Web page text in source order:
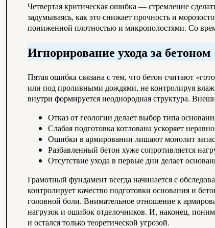
Четвертая критическая ошибка — стремление
задумываясь, как это снижает прочность и
пониженной плотностью и микрополостями. Со
Игнорирование ухода за бетоном
Пятая ошибка связана с тем, что бетон считают
или под проливными дождями, не контролируя
внутри формируется неоднородная структура.
Отказ от геологии делает выбор типа
Слабая подготовка котлована ускоряет
Ошибки в армировании лишают монолит
Разбавленный бетон хуже сопротивляется
Отсутствие ухода в первые дни делает
Грамотный фундамент всегда начинается с
контролирует качество подготовки основания и
головной боли. Внимательное отношение к
нагрузок и ошибок отделочников. И, наконец,
и остался только теоретической угрозой.